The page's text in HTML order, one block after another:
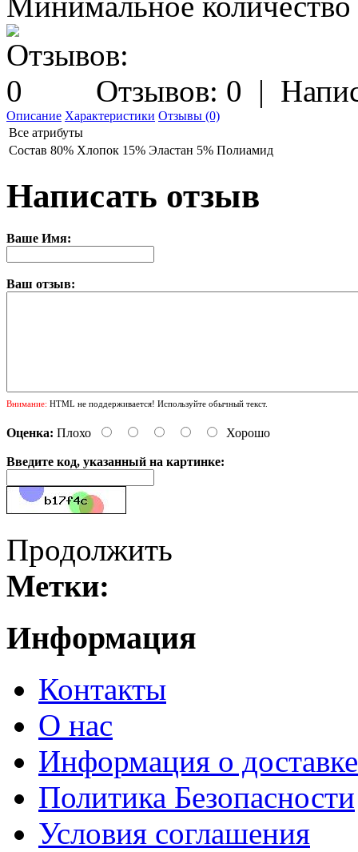
Отзывов: 0 |
Описание Характеристики Отзывы (0)
Все атрибуты
Состав 80% Хлопок 15% Эластан 5% Полиамид
Написать отзыв
Ваше Имя:
Ваш отзыв:
Внимание: HTML не поддерживается! Используйте обычный текст.
Оценка: Плохо Хорошо
Введите код, указанный на картинке:
Продолжить
Метки:
Информация
Контакты
О нас
Информация о доставке
Политика Безопасности
Условия соглашения